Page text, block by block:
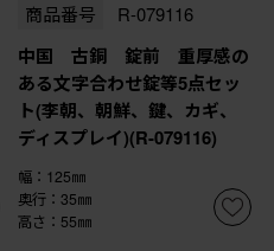
商品番号 R-079116
中国 古銅 錠前 重厚感の
ある文字合わせ錠等5点セッ
ト(李朝、朝鮮、鍵、カギ、
ディスプレイ)(R-079116)
幅：125㎜
奥行：35㎜
高さ：55㎜